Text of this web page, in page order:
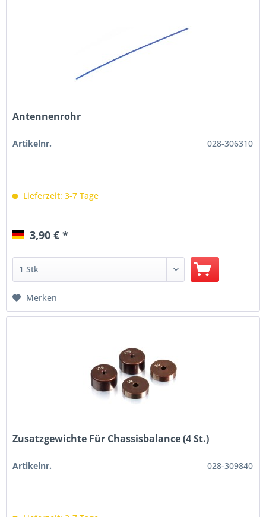
Antennenrohr
Artikelnr. 028-306310
Lieferzeit: 3-7 Tage
3,90 € *
Merken
Zusatzgewichte Für Chassisbalance (4 St.)
Artikelnr. 028-309840